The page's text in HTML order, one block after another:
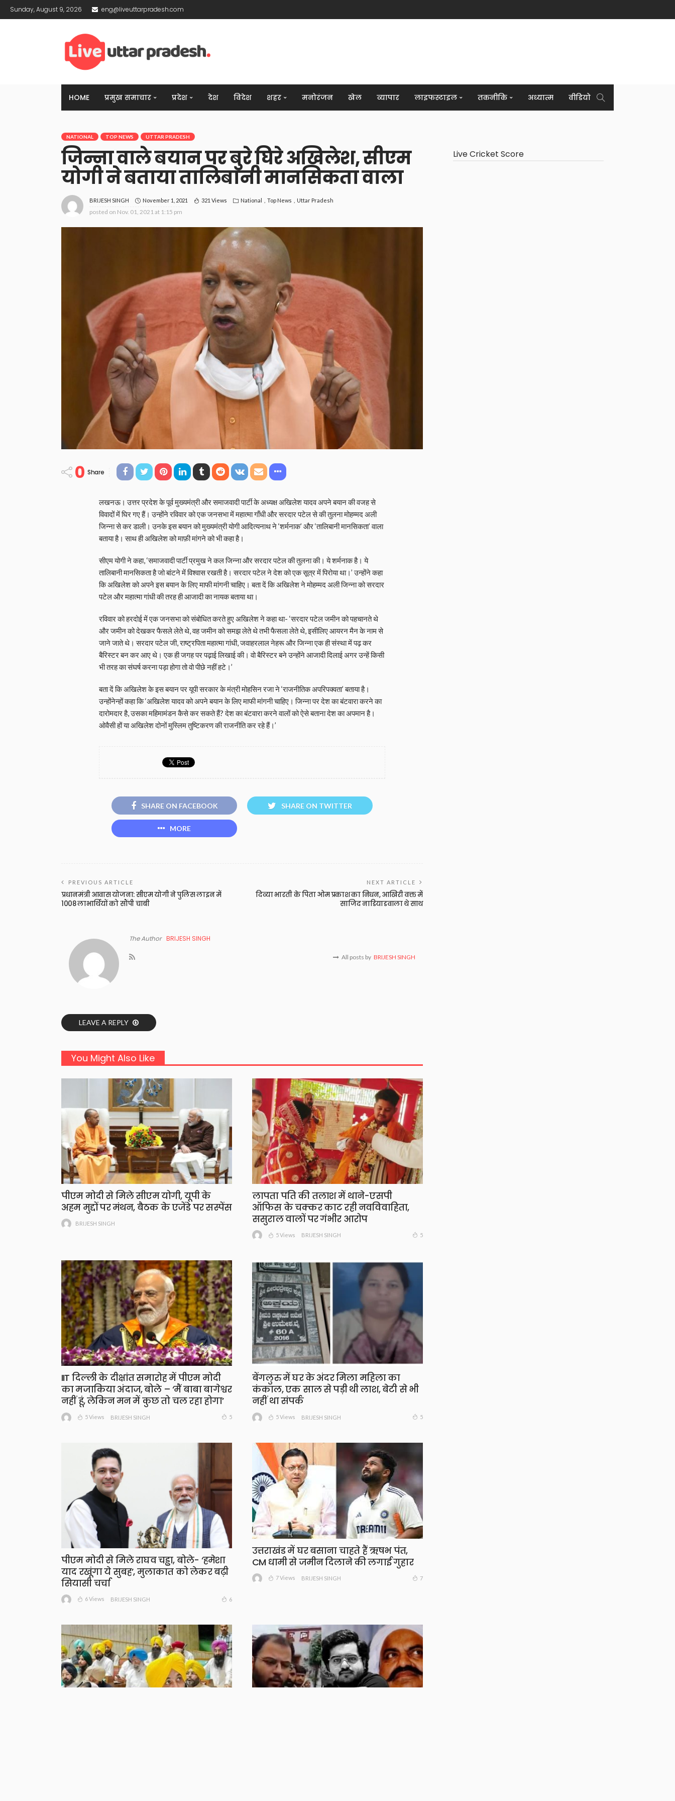
Sunday, August 9, 2026 eng@liveuttarpradesh.com
HOME प्रमुख समाचार प्रदेश देश विदेश शहर मनोरंजन खेल व्यापार लाइफस्टाइल तकनीकि अध्यात्म वीडियो
NATIONAL TOP NEWS UTTAR PRADESH
जिन्ना वाले बयान पर बुरे घिरे अखिलेश, सीएम
योगी ने बताया तालिबानी मानसिकता वाला
BRIJESH SINGH November 1, 2021 321 Views National Top News Uttar Pradesh
posted on Nov. 01, 2021 at 1:15 pm
0 Share
लखनऊ। उत्तर प्रदेश के पूर्व मुख्यमंत्री और समाजवादी पार्टी के अध्यक्ष अखिलेश यादव अपने बयान की वजह से
विवादों में घिर गए हैं। उन्होंने रविवार को एक जनसभा में महात्मा गाँधी और सरदार पटेल से की तुलना मोहम्मद अली
जिन्ना से कर डाली। उनके इस बयान को मुख्यमंत्री योगी आदित्यनाथ ने ‘शर्मनाक’ और ‘तालिबानी मानसिकता’ वाला
बताया है। साथ ही अखिलेश को माफ़ी मांगने को भी कहा है।
सीएम योगी ने कहा, ‘समाजवादी पार्टी प्रमुख ने कल जिन्ना और सरदार पटेल की तुलना की। ये शर्मनाक है। ये
तालिबानी मानसिकता है जो बांटने में विश्वास रखती है। सरदार पटेल ने देश को एक सूत्र में पिरोया था।’ उन्होंने कहा
कि अखिलेश को अपने इस बयान के लिए माफी मांगनी चाहिए। बता दें कि अखिलेश ने मोहम्मद अली जिन्ना को सरदार
पटेल और महात्मा गांधी की तरह ही आजादी का नायक बताया था।
रविवार को हरदोई में एक जनसभा को संबोधित करते हुए अखिलेश ने कहा था- ‘सरदार पटेल जमीन को पहचानते थे
और जमीन को देखकर फैसले लेते थे, वह जमीन को समझ लेते थे तभी फैसला लेते थे, इसीलिए आयरन मैन के नाम से
जाने जाते थे। सरदार पटेल जी, राष्ट्रपिता महात्मा गांधी, जवाहरलाल नेहरू और जिन्ना एक ही संस्था में पढ़ कर
बैरिस्टर बन कर आए थे। एक ही जगह पर पढ़ाई लिखाई की। वो बैरिस्टर बने उन्होंने आजादी दिलाई अगर उन्हें किसी
भी तरह का संघर्ष करना पड़ा होगा तो वो पीछे नहीं हटे।’
बता दें कि अखिलेश के इस बयान पर यूपी सरकार के मंत्री मोहसिन रजा ने ‘राजनीतिक अपरिपक्वता’ बताया है।
उन्होंनेन्हों कहा कि ‘अखिलेश यादव को अपने बयान के लिए माफी मांगनी चाहिए। जिन्ना पर देश का बंटवारा करने का
दारोमदार है, उसका महिमामंडन कैसे कर सकते हैं? देश का बंटवारा करने वालों को ऐसे बताना देश का अपमान है।
ओवैसी हों या अखिलेश दोनों मुस्लिम तुष्टिकरण की राजनीति कर रहे हैं।’
SHARE ON FACEBOOK SHARE ON TWITTER
MORE
PREVIOUS ARTICLE
प्रधानमंत्री आवास योजना: सीएम योगी ने पुलिस लाइन में
1008 लाभार्थियों को सौंपी चाबी
NEXT ARTICLE
दिव्या भारती के पिता ओम प्रकाश का निधन, आखिरी वक्त में
साजिद नाडियाडवाला थे साथ
The Author BRIJESH SINGH
All posts by BRIJESH SINGH
LEAVE A REPLY
You Might Also Like
पीएम मोदी से मिले सीएम योगी, यूपी के
अहम मुद्दों पर मंथन, बैठक के एजेंडे पर सस्पेंस
BRIJESH SINGH
लापता पति की तलाश में थाने-एसपी
ऑफिस के चक्कर काट रही नवविवाहिता,
ससुराल वालों पर गंभीर आरोप
5 Views BRIJESH SINGH 5
IIT दिल्ली के दीक्षांत समारोह में पीएम मोदी
का मजाकिया अंदाज, बोले – ‘मैं बाबा बागेश्वर
नहीं हूं, लेकिन मन में कुछ तो चल रहा होगा’
5 Views BRIJESH SINGH 5
बेंगलुरु में घर के अंदर मिला महिला का
कंकाल, एक साल से पड़ी थी लाश, बेटी से भी
नहीं था संपर्क
5 Views BRIJESH SINGH 5
पीएम मोदी से मिले राघव चड्ढा, बोले- ‘हमेशा
याद रखूंगा ये सुबह’, मुलाकात को लेकर बढ़ी
सियासी चर्चा
6 Views BRIJESH SINGH 6
उत्तराखंड में घर बसाना चाहते हैं ऋषभ पंत,
CM धामी से जमीन दिलाने की लगाई गुहार
7 Views BRIJESH SINGH 7
Live Cricket Score